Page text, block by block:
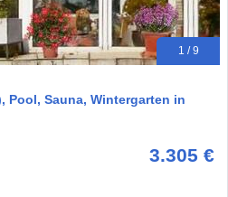
1 / 9
Pool, Sauna, Wintergarten in
3.305 €